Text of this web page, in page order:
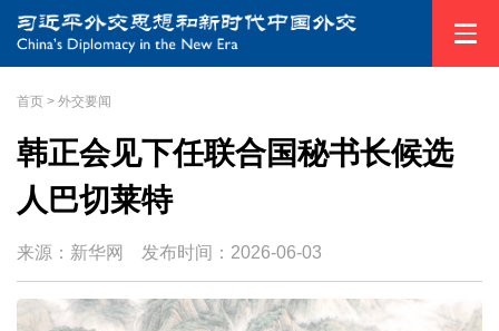
首页 > 外交要闻
韩正会见下任联合国秘书长候选
人巴切莱特
来源：新华网 发布时间： 2026-06-03